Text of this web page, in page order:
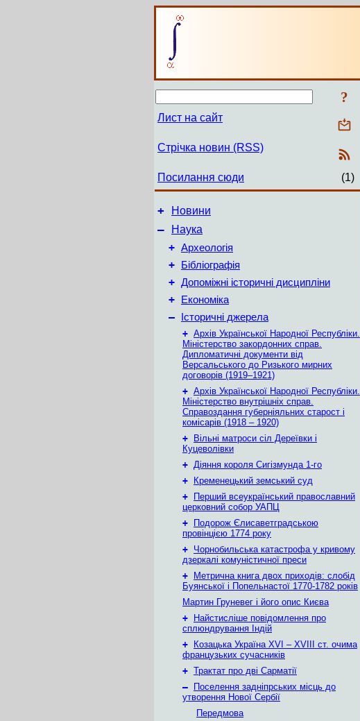
?
Лист на сайт
Стрічка новин (RSS)
Посилання сюди (1)
+ Новини
–
Наука
+ Археологія
+ Бібліографія
+ Допоміжні історичні дисципліни
+ Економіка
– Історичні джерела
+ Архів Української Народної Республіки.
Міністерство закордонних справ.
Дипломатичні документи від
Версальського до Ризького мирних
договорів (1919–1921)
+ Архів Української Народної Республіки.
Міністерство внутрішніх справ.
Справоздання губерніяльних старост і
комісарів (1918 – 1920)
+
Вільні матроси сіл Дереївки і
Куцеволівки
+ Діяння короля Сигізмунда 1-го
+
Кременецький земський суд
+
Перший всеукраїнський православний
церковний собор УАПЦ
+
Подорож Єлисаветградською
провінцією 1774 року
+ Чорнобильська катастрофа у кривому
дзеркалі комуністичної преси
+
Метрична книга двох приходів: слобід
Буянської і Попельнастої 1770-1782 років
Мартин Груневег і його опис Києва
+
Найстисліше повідомлення про
сплюндрування Індій
+
Козацька Україна ХVІ – ХVІІІ ст. очима
французьких сучасників
+ Трактат про дві Сарматії
–
Поселення задніпрських місць до
утворення Нової Сербії
Передмова